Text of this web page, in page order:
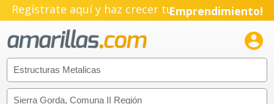
Regístrate aquí y haz crecer tuEmprendimiento!
